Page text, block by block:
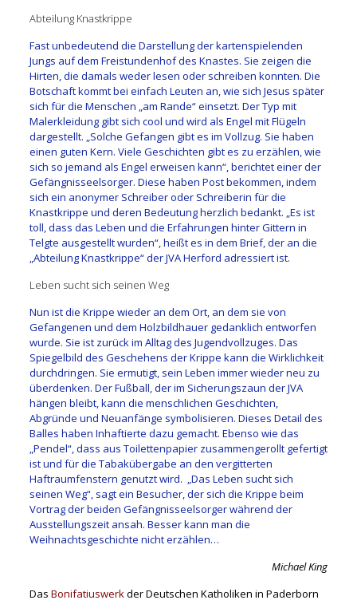
Abteilung Knastkrippe
Fast unbedeutend die Darstellung der kartenspielenden
Jungs auf dem Freistundenhof des Knastes. Sie zeigen die
Hirten, die damals weder lesen oder schreiben konnten. Die
Botschaft kommt bei einfach Leuten an, wie sich Jesus später
sich für die Menschen „am Rande“ einsetzt. Der Typ mit
Malerkleidung gibt sich cool und wird als Engel mit Flügeln
dargestellt. „Solche Gefangen gibt es im Vollzug. Sie haben
einen guten Kern. Viele Geschichten gibt es zu erzählen, wie
sich so jemand als Engel erweisen kann“, berichtet einer der
Gefängnisseelsorger. Diese haben Post bekommen, indem
sich ein anonymer Schreiber oder Schreiberin für die
Knastkrippe und deren Bedeutung herzlich bedankt. „Es ist
toll, dass das Leben und die Erfahrungen hinter Gittern in
Telgte ausgestellt wurden“, heißt es in dem Brief, der an die
„Abteilung Knastkrippe“ der JVA Herford adressiert ist.
Leben sucht sich seinen Weg
Nun ist die Krippe wieder an dem Ort, an dem sie von
Gefangenen und dem Holzbildhauer gedanklich entworfen
wurde. Sie ist zurück im Alltag des Jugendvollzuges. Das
Spiegelbild des Geschehens der Krippe kann die Wirklichkeit
durchdringen. Sie ermutigt, sein Leben immer wieder neu zu
überdenken. Der Fußball, der im Sicherungszaun der JVA
hängen bleibt, kann die menschlichen Geschichten,
Abgründe und Neuanfänge symbolisieren. Dieses Detail des
Balles haben Inhaftierte dazu gemacht. Ebenso wie das
„Pendel“, dass aus Toilettenpapier zusammengerollt gefertigt
ist und für die Tabakübergabe an den vergitterten
Haftraumfenstern genutzt wird. „Das Leben sucht sich
seinen Weg“, sagt ein Besucher, der sich die Krippe beim
Vortrag der beiden Gefängnisseelsorger während der
Ausstellungszeit ansah. Besser kann man die
Weihnachtsgeschichte nicht erzählen…
Michael King
Das Bonifatiuswerkder Deutschen Katholiken in Paderborn